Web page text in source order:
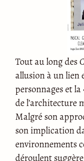
Tout au long des
allusion à un lien
personnages et
de l’architecture
Malgré son
son implication
environnements
déroulent